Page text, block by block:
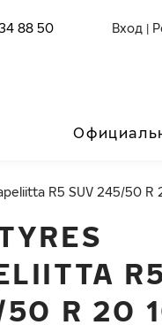
88 50 Вход
R5 SUV 245/50 R
R 20